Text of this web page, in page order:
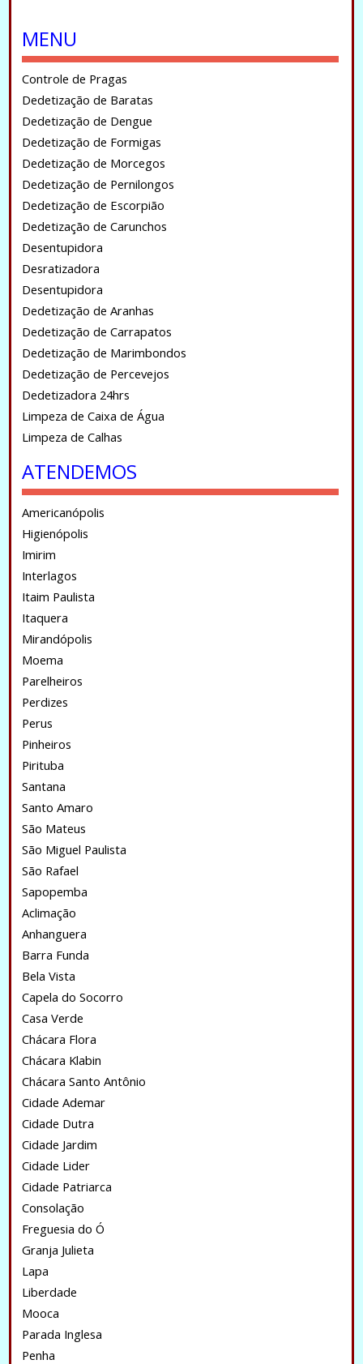
MENU
Controle de Pragas
Dedetização de Baratas
Dedetização de Dengue
Dedetização de Formigas
Dedetização de Morcegos
Dedetização de Pernilongos
Dedetização de Escorpião
Dedetização de Carunchos
Desentupidora
Desratizadora
Desentupidora
Dedetização de Aranhas
Dedetização de Carrapatos
Dedetização de Marimbondos
Dedetização de Percevejos
Dedetizadora 24hrs
Limpeza de Caixa de Água
Limpeza de Calhas
ATENDEMOS
Americanópolis
Higienópolis
Imirim
Interlagos
Itaim Paulista
Itaquera
Mirandópolis
Moema
Parelheiros
Perdizes
Perus
Pinheiros
Pirituba
Santana
Santo Amaro
São Mateus
São Miguel Paulista
São Rafael
Sapopemba
Aclimação
Anhanguera
Barra Funda
Bela Vista
Capela do Socorro
Casa Verde
Chácara Flora
Chácara Klabin
Chácara Santo Antônio
Cidade Ademar
Cidade Dutra
Cidade Jardim
Cidade Lider
Cidade Patriarca
Consolação
Freguesia do Ó
Granja Julieta
Lapa
Liberdade
Mooca
Parada Inglesa
Penha